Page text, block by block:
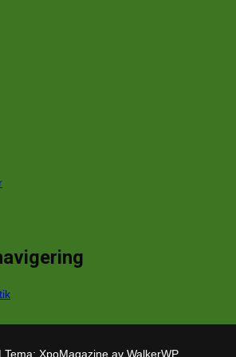
| Tema: XpoMagazine av WalkerWP.